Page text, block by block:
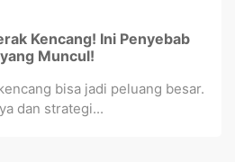
Kencang! Ini Penyebab
Muncul!
bisa jadi peluang besar.
dan strategi...